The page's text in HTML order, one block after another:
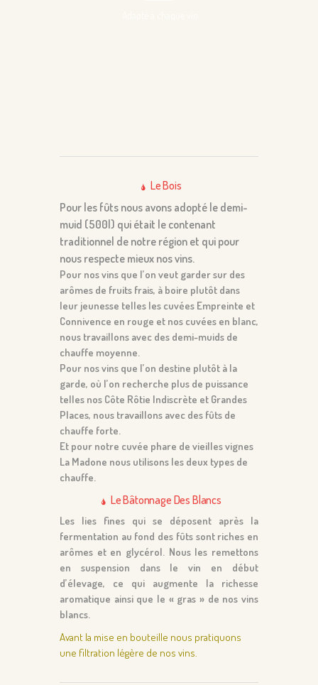
Le Bois
Pour les fûts nous avons adopté le demi-
muid (500l) qui était le contenant
traditionnel de notre région et qui pour
nous respecte mieux nos vins.
Pour nos vins que l’on veut garder sur des
arômes de fruits frais, à boire plutôt dans
leur jeunesse telles les cuvées Empreinte et
Connivence en rouge et nos cuvées en blanc,
nous travaillons avec des demi-muids de
chauffe moyenne.
Pour nos vins que l’on destine plutôt à la
garde, où l’on recherche plus de puissance
telles nos Côte Rôtie Indiscrète et Grandes
Places, nous travaillons avec des fûts de
chauffe forte.
Et pour notre cuvée phare de vieilles vignes
La Madone nous utilisons les deux types de
chauffe.
Le Bâtonnage Des Blancs
Les lies fines qui se déposent après la
fermentation au fond des fûts sont riches en
arômes et en glycérol. Nous les remettons
en suspension dans le vin en début
d’élevage, ce qui augmente la richesse
aromatique ainsi que le « gras » de nos vins
blancs.
Avant la mise en bouteille nous pratiquons
une filtration légère de nos vins.